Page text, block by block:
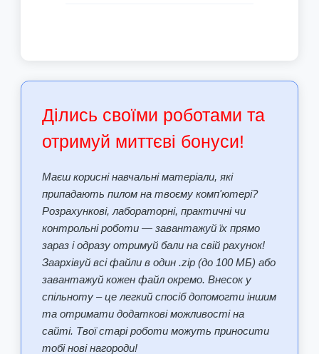
Ділись своїми роботами та
отримуй миттєві бонуси!
Маєш корисні навчальні матеріали, які
припадають пилом на твоєму комп'ютері?
Розрахункові, лабораторні, практичні чи
контрольні роботи — завантажуй їх прямо
зараз і одразу отримуй бали на свій рахунок!
Заархівуй всі файли в один .zip (до 100 МБ) або
завантажуй кожен файл окремо. Внесок у
спільноту – це легкий спосіб допомогти іншим
та отримати додаткові можливості на
сайті. Твої старі роботи можуть приносити
тобі нові нагороди!